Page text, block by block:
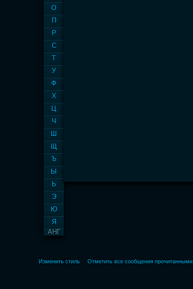
О
П
Р
С
Т
У
Ф
Х
Ц
Ч
Ш
Щ
Ъ
Ы
Ь
Э
Ю
Я
АНГ
Изменить стиль Отметить все сообщения прочитанными